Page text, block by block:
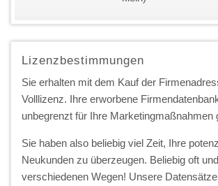
Lizenzbestimmungen
Sie erhalten mit dem Kauf der
Volllizenz. Ihre erworbene
unbegrenzt für Ihre Marketingmaßnahmen
Sie haben also beliebig viel Zeit, Ihre
Neukunden zu überzeugen. Beliebig oft
verschiedenen Wegen! Unsere